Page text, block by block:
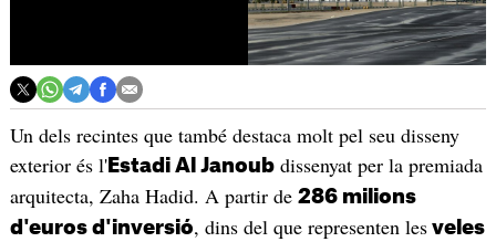
Un dels recintes que també destaca molt pel seu disseny
exterior és l'Estadi Al Janoubdissenyat per la premiada
arquitecta, Zaha Hadid. A partir de 286 milions
d'euros d'inversió, dins del que representen lesveles